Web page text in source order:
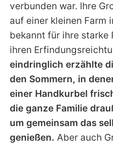
verbunden war. Ihre
auf einer kleinen Farm
bekannt für ihre starke
ihren
eindringlich erzählte
den Sommern, in
einer Handkurbel
die ganze Familie
um gemeinsam das
genießen. Aber auch